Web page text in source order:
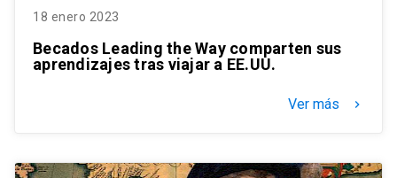
18 enero 2023
Becados Leading the Way comparten sus
aprendizajes tras viajar a EE.UU.
Ver más keyboard_arrow_right